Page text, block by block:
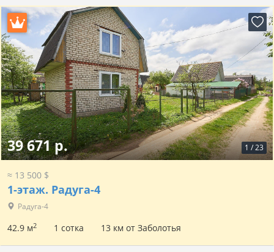
1 /23
39 671 р.
≈ 13 500 $
1-этаж. Радуга-4
Радуга-4
42.9 м2 1 сотка 13 км от Заболотья